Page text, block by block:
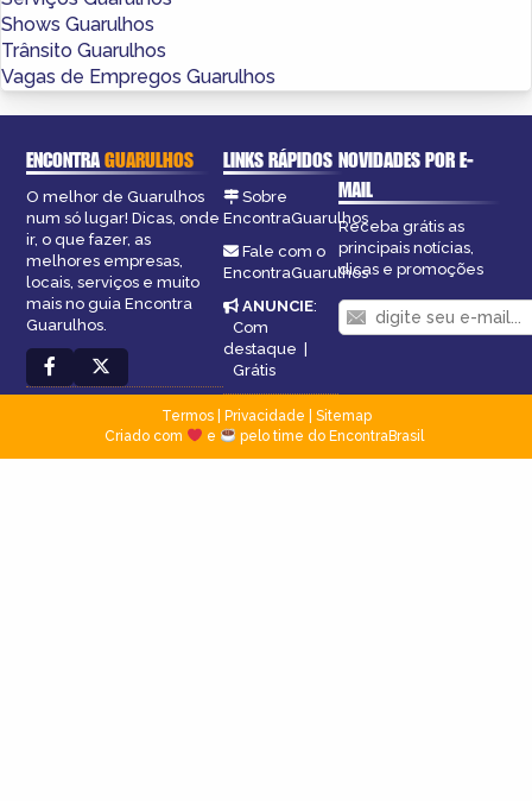
Shows Guarulhos
Trânsito Guarulhos
Vagas de Empregos Guarulhos
ENCONTRAGUARULHOS
O melhor de Guarulhos
num só lugar! Dicas, onde
ir, o que fazer, as
melhores empresas,
locais, serviços e muito
mais no guia Encontra
Guarulhos.
LINKS RÁPIDOS
Sobre
EncontraGuarulhos
Fale com o
EncontraGuarulhos
ANUNCIE:
Com
destaque
Grátis
NOVIDADES POR E-
MAIL
Receba grátis as
principais notícias,
dicas e promoções
Termos| Privacidade
Sitemap
Criado com
e pelo time do EncontraBrasil